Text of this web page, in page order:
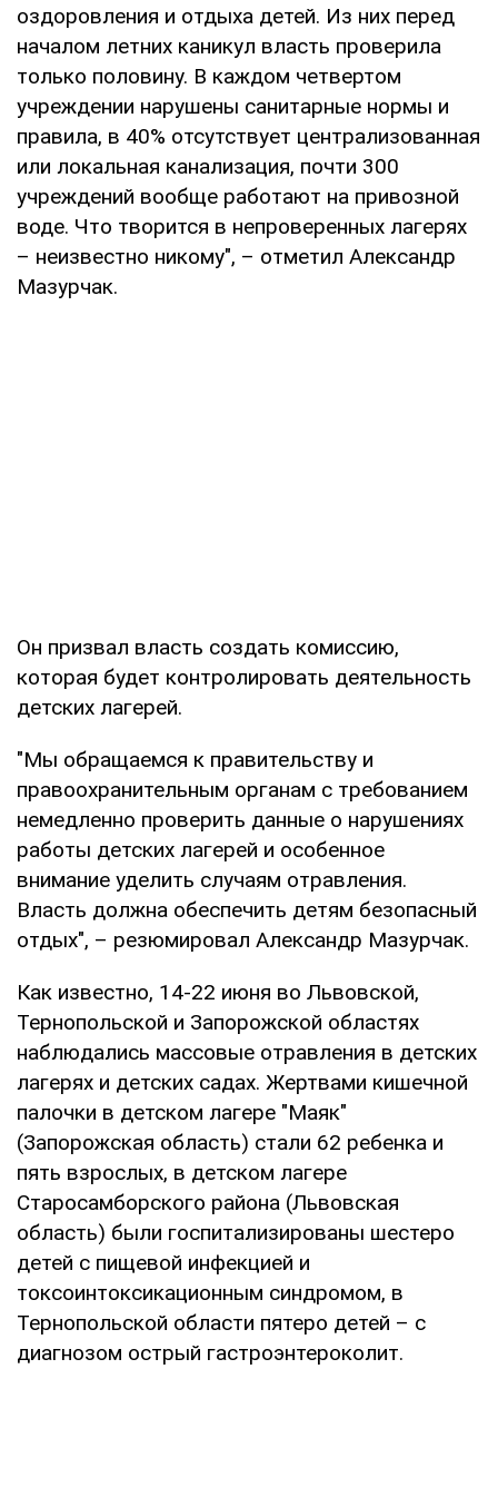
оздоровления и отдыха детей. Из них перед
началом летних каникул власть проверила
только половину. В каждом четвертом
учреждении нарушены санитарные нормы и
правила, в 40% отсутствует централизованная
или локальная канализация, почти 300
учреждений вообще работают на привозной
воде. Что творится в непроверенных лагерях
– неизвестно никому", – отметил Александр
Мазурчак.
Он призвал власть создать комиссию,
которая будет контролировать деятельность
детских лагерей.
"Мы обращаемся к правительству и
правоохранительным органам с требованием
немедленно проверить данные о нарушениях
работы детских лагерей и особенное
внимание уделить случаям отравления.
Власть должна обеспечить детям безопасный
отдых", – резюмировал Александр Мазурчак.
Как известно, 14-22 июня во Львовской,
Тернопольской и Запорожской областях
наблюдались массовые отравления в детских
лагерях и детских садах. Жертвами кишечной
палочки в детском лагере "Маяк"
(Запорожская область) стали 62 ребенка и
пять взрослых, в детском лагере
Старосамборского района (Львовская
область) были госпитализированы шестеро
детей с пищевой инфекцией и
токсоинтоксикационным синдромом, в
Тернопольской области пятеро детей – с
диагнозом острый гастроэнтероколит.